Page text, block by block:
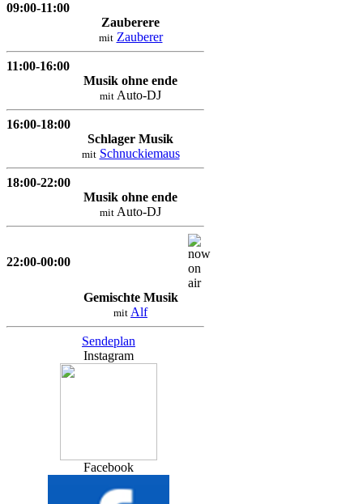
09:00-11:00
Zauberere
mit Zauberer
11:00-16:00
Musik ohne ende
mit Auto-DJ
16:00-18:00
Schlager Musik
mit Schnuckiemaus
18:00-22:00
Musik ohne ende
mit Auto-DJ
22:00-00:00
Gemischte Musik
mit Alf
Sendeplan
Instagram
Facebook